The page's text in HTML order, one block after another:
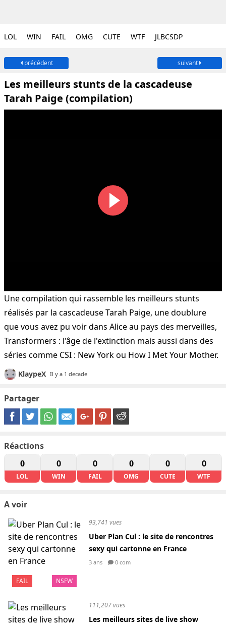
LOL WIN FAIL OMG CUTE WTF JLBCSDP
précédent suivant
Les meilleurs stunts de la cascadeuse
Tarah Paige (compilation)
Une compilation qui rassemble les meilleurs stunts
réalisés par la cascadeuse Tarah Paige, une doublure
que vous avez pu voir dans Alice au pays des merveilles,
Transformers : l'âge de l'extinction mais aussi dans des
séries comme CSI : New York ou How I Met Your Mother.
KlaypeX Il y a 1 decade
Partager
Réactions
0
LOL
0
WIN
0
FAIL
0
OMG
0
CUTE
0
WTF
A voir
FAIL NSFW
93,741 vues
Uber Plan Cul : le site de rencontres
sexy qui cartonne en France
3 ans 0 com
111,207 vues
Les meilleurs sites de live show